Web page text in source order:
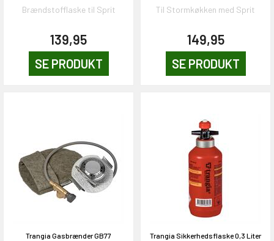
Brændstofflaske til Sprit
139,95
SE PRODUKT
Til Stormkøkken med Sprit
149,95
SE PRODUKT
Trangia Gasbrænder GB77 Trangia Sikkerhedsflaske 0,3 Liter